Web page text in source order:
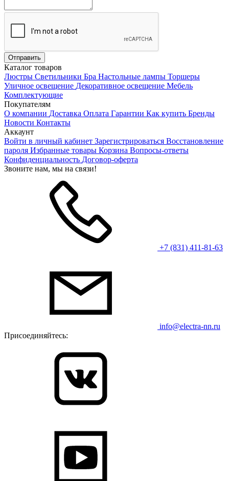
Каталог товаров
Люстры Светильники Бра Настольные лампы Торшеры
Уличное освещение Декоративное освещение Мебель
Комплектующие
Покупателям
О компании Доставка Оплата Гарантии Как купить Бренды
Новости Контакты
Аккаунт
Войти в личный кабинет Зарегистрироваться Восстановление
пароля Избранные товары Корзина Вопросы-ответы
Конфиденциальность Договор-оферта
Звоните нам, мы на связи!
+7 (831) 411-81-63
info@electra-nn.ru
Присоединяйтесь: